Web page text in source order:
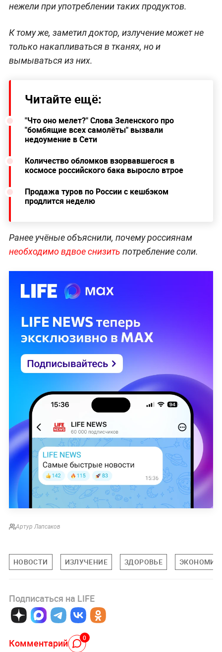
нежели при употреблении таких продуктов.
К тому же, заметил доктор, излучение может не
только накапливаться в тканях, но и
вымываться из них.
Читайте ещё:
"Что оно мелет?" Слова Зеленского про
"бомбящие всех самолёты" вызвали
недоумение в Сети
Количество обломков взорвавшегося в
космосе российского бака выросло втрое
Продажа туров по России с кешбэком
продлится неделю
Ранее учёные объяснили, почему россиянам
необходимо вдвое снизить потребление соли.
Артур Лапсаков
НОВОСТИ ИЗЛУЧЕНИЕ ЗДОРОВЬЕ
Подписаться на LIFE
Комментарий 0